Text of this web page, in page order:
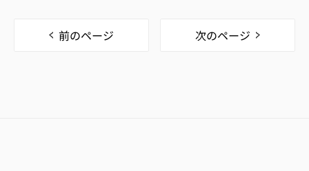
前のページ 次のページ